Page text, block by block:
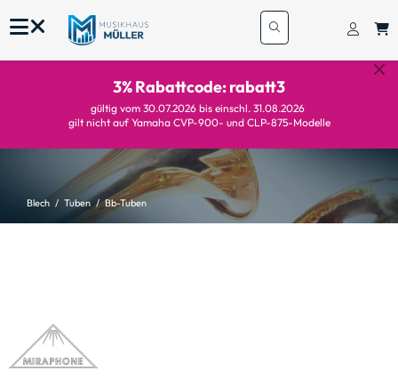
3% Rabattcode: rabatt3
gültig vom 30.07.2026 bis einschl. 31.08.2026
gilt nicht auf Yamaha CVP-900- und CLP-875-Modelle
Blech Tuben Bb-Tuben